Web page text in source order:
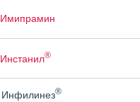
Имипрамин
Инстанил®
®